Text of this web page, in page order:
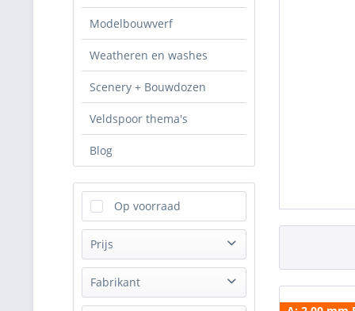
Modelbouwverf
Weatheren en washes
Scenery + Bouwdozen
Veldspoor thema's
Blog
Op voorraad
Prijs
van€ 0,70tot€ 1,75
Fabrikant